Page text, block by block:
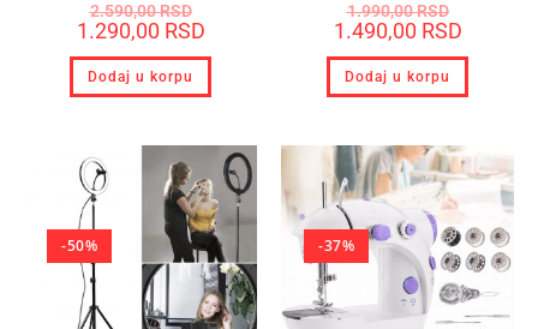
2.590,00RSD
1.290,00 RSD
Dodaj u korpu
1.990,00RSD
1.490,00 RSD
Dodaj u korpu
-50% -37%